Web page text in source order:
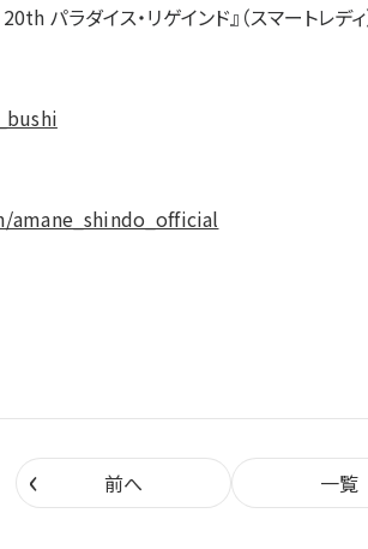
パラダイス・リゲインド』（スマートレデ
‹ 前へ 一覧